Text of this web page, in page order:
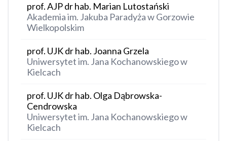
prof. AJP dr hab. Marian Lutostański
Akademia im. Jakuba Paradyża w Gorzowie
Wielkopolskim
prof. UJK dr hab. Joanna Grzela
Uniwersytet im. Jana Kochanowskiego w
Kielcach
prof. UJK dr hab. Olga Dąbrowska-
Cendrowska
Uniwersytet im. Jana Kochanowskiego w
Kielcach